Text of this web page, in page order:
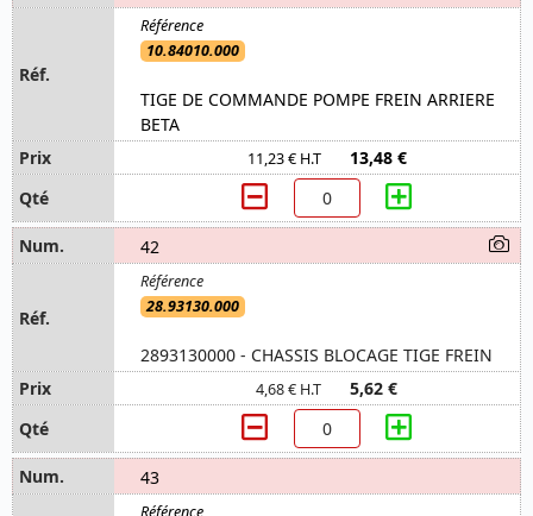
10.84010.000
TIGE DE COMMANDE POMPE FREIN ARRIERE
BETA
11,23 € H.T 13,48 €
42
28.93130.000
2893130000 - CHASSIS BLOCAGE TIGE FREIN
4,68 € H.T 5,62 €
43